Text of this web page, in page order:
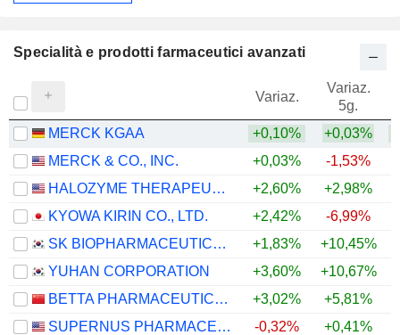
Specialità e prodotti farmaceutici avanzati
Variaz.
Variaz.
5g.
MERCK KGAA +0,10% +0,03%
MERCK & CO., INC.
+0,03% -1,53%
HALOZYME THERAPEUTICS, INC.
+2,60% +2,98%
KYOWA KIRIN CO., LTD.
+2,42% -6,99%
SK BIOPHARMACEUTICALS CO., LTD.
+1,83% +10,45%
YUHAN CORPORATION
+3,60% +10,67%
BETTA PHARMACEUTICALS CO., LTD.
+3,02% +5,81%
SUPERNUS PHARMACEUTICALS, INC.
-0,32% +0,41%